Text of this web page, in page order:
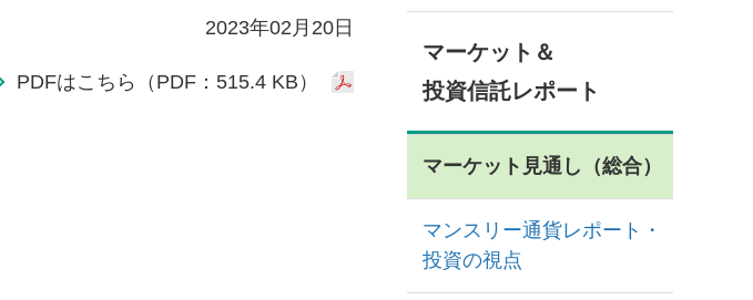
2023年02月20日
PDFはこちら（PDF：515.4 KB）
マーケット＆
投資信託レポート
マーケット見通し（総合）
マンスリー通貨レポート・
投資の視点